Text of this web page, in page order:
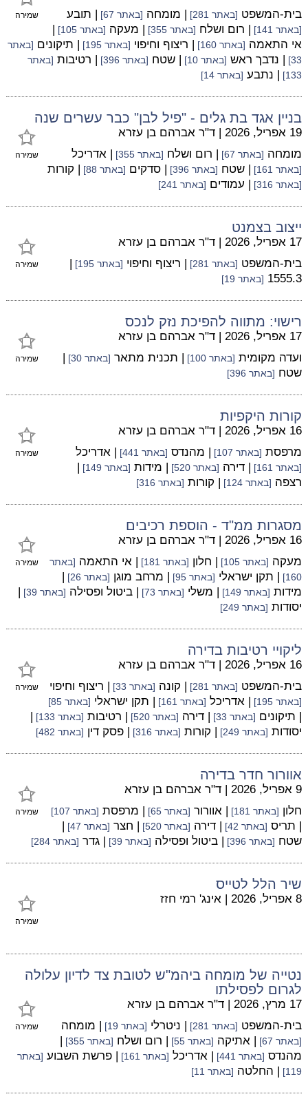
שמירה בית-המשפט [באתר 281] | מומחה [באתר 67] | תובע
[באתר 141] | רום ושלח [באתר 355] | מעקה [באתר 105]
|
אי התאמה [באתר 160] | ריצוף וחיפוי [באתר 195] | תיקונים [באתר
33]
| נדבך ראש [באתר 10] | שטח [באתר 396] | רטיבות [באתר
133]
| נתבע [באתר 14]
בניין אגד בת גלים - "פיל לבן" כבר עשרים שנה
שמירה
19 אפריל, 2026 | ד"ר אברהם בן עזרא
מומחה [באתר 67] | רום ושלח [באתר 355] | אדריכל
[באתר 161] | שטח [באתר 396] | סדקים [באתר 88] | קורות
[באתר 316] | עמודים [באתר 241]
ייצוב בצמנט
שמירה
17 אפריל, 2026 | ד"ר אברהם בן עזרא
בית-המשפט [באתר 281] | ריצוף וחיפוי [באתר 195]
|
1555.3 [באתר 19]
רישוי: מתווה להפיכת נזק לנכס
שמירה
17 אפריל, 2026 | ד"ר אברהם בן עזרא
ועדה מקומית [באתר 100] | תכנית מתאר [באתר 30]
|
שטח [באתר 396]
קורות היקפיות
שמירה
16 אפריל, 2026 | ד"ר אברהם בן עזרא
מרפסת [באתר 107] | מהנדס [באתר 441] | אדריכל
[באתר 161] | דירה [באתר 520] | מידות [באתר 149]
|
רצפה [באתר 124] | קורות [באתר 316]
מסגרות ממ"ד - הוספת רכיבים
שמירה
16 אפריל, 2026 | ד"ר אברהם בן עזרא
מעקה [באתר 105] | חלון [באתר 181] | אי התאמה [באתר
160]
| תקן ישראלי [באתר 95] | מרחב מוגן [באתר 26]
|
מידות [באתר 149] | משלי [באתר 73] | ביטול ופסילה [באתר 39]
|
יסודות [באתר 249]
ליקויי רטיבות בדירה
שמירה
16 אפריל, 2026 | ד"ר אברהם בן עזרא
בית-המשפט [באתר 281] | קונה [באתר 33] | ריצוף וחיפוי
[באתר 195] | אדריכל [באתר 161] | תקן ישראלי [באתר 85]
| תיקונים [באתר 33] | דירה [באתר 520] | רטיבות [באתר 133]
|
יסודות [באתר 249] | קורות [באתר 316] | פסק דין [באתר 482]
אוורור חדר בדירה
שמירה
9 אפריל, 2026 | ד"ר אברהם בן עזרא
חלון [באתר 181] | אוורור [באתר 65] | מרפסת [באתר 107]
| תריס [באתר 42] | דירה [באתר 520] | חצר [באתר 47]
|
שטח [באתר 396] | ביטול ופסילה [באתר 39] | גדר [באתר 284]
שיר הלל לטייס
שמירה
8 אפריל, 2026 | אינג' רמי חזז
נטייה של מומחה ביהמ"ש לטובת צד לדיון עלולה
לגרום לפסילתו
שמירה
17 מרץ, 2026 | ד"ר אברהם בן עזרא
בית-המשפט [באתר 281] | ניטרלי [באתר 19] | מומחה
[באתר 67] | אתיקה [באתר 55] | רום ושלח [באתר 355]
|
מהנדס [באתר 441] | אדריכל [באתר 161] | פרשת השבוע [באתר
119]
| החלטה [באתר 11]